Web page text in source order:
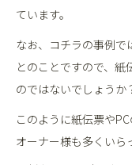
ています。
なお、コチラの事例で
とのことですので、
のではないでしょうか
このように紙伝票や
オーナー様も多くいら